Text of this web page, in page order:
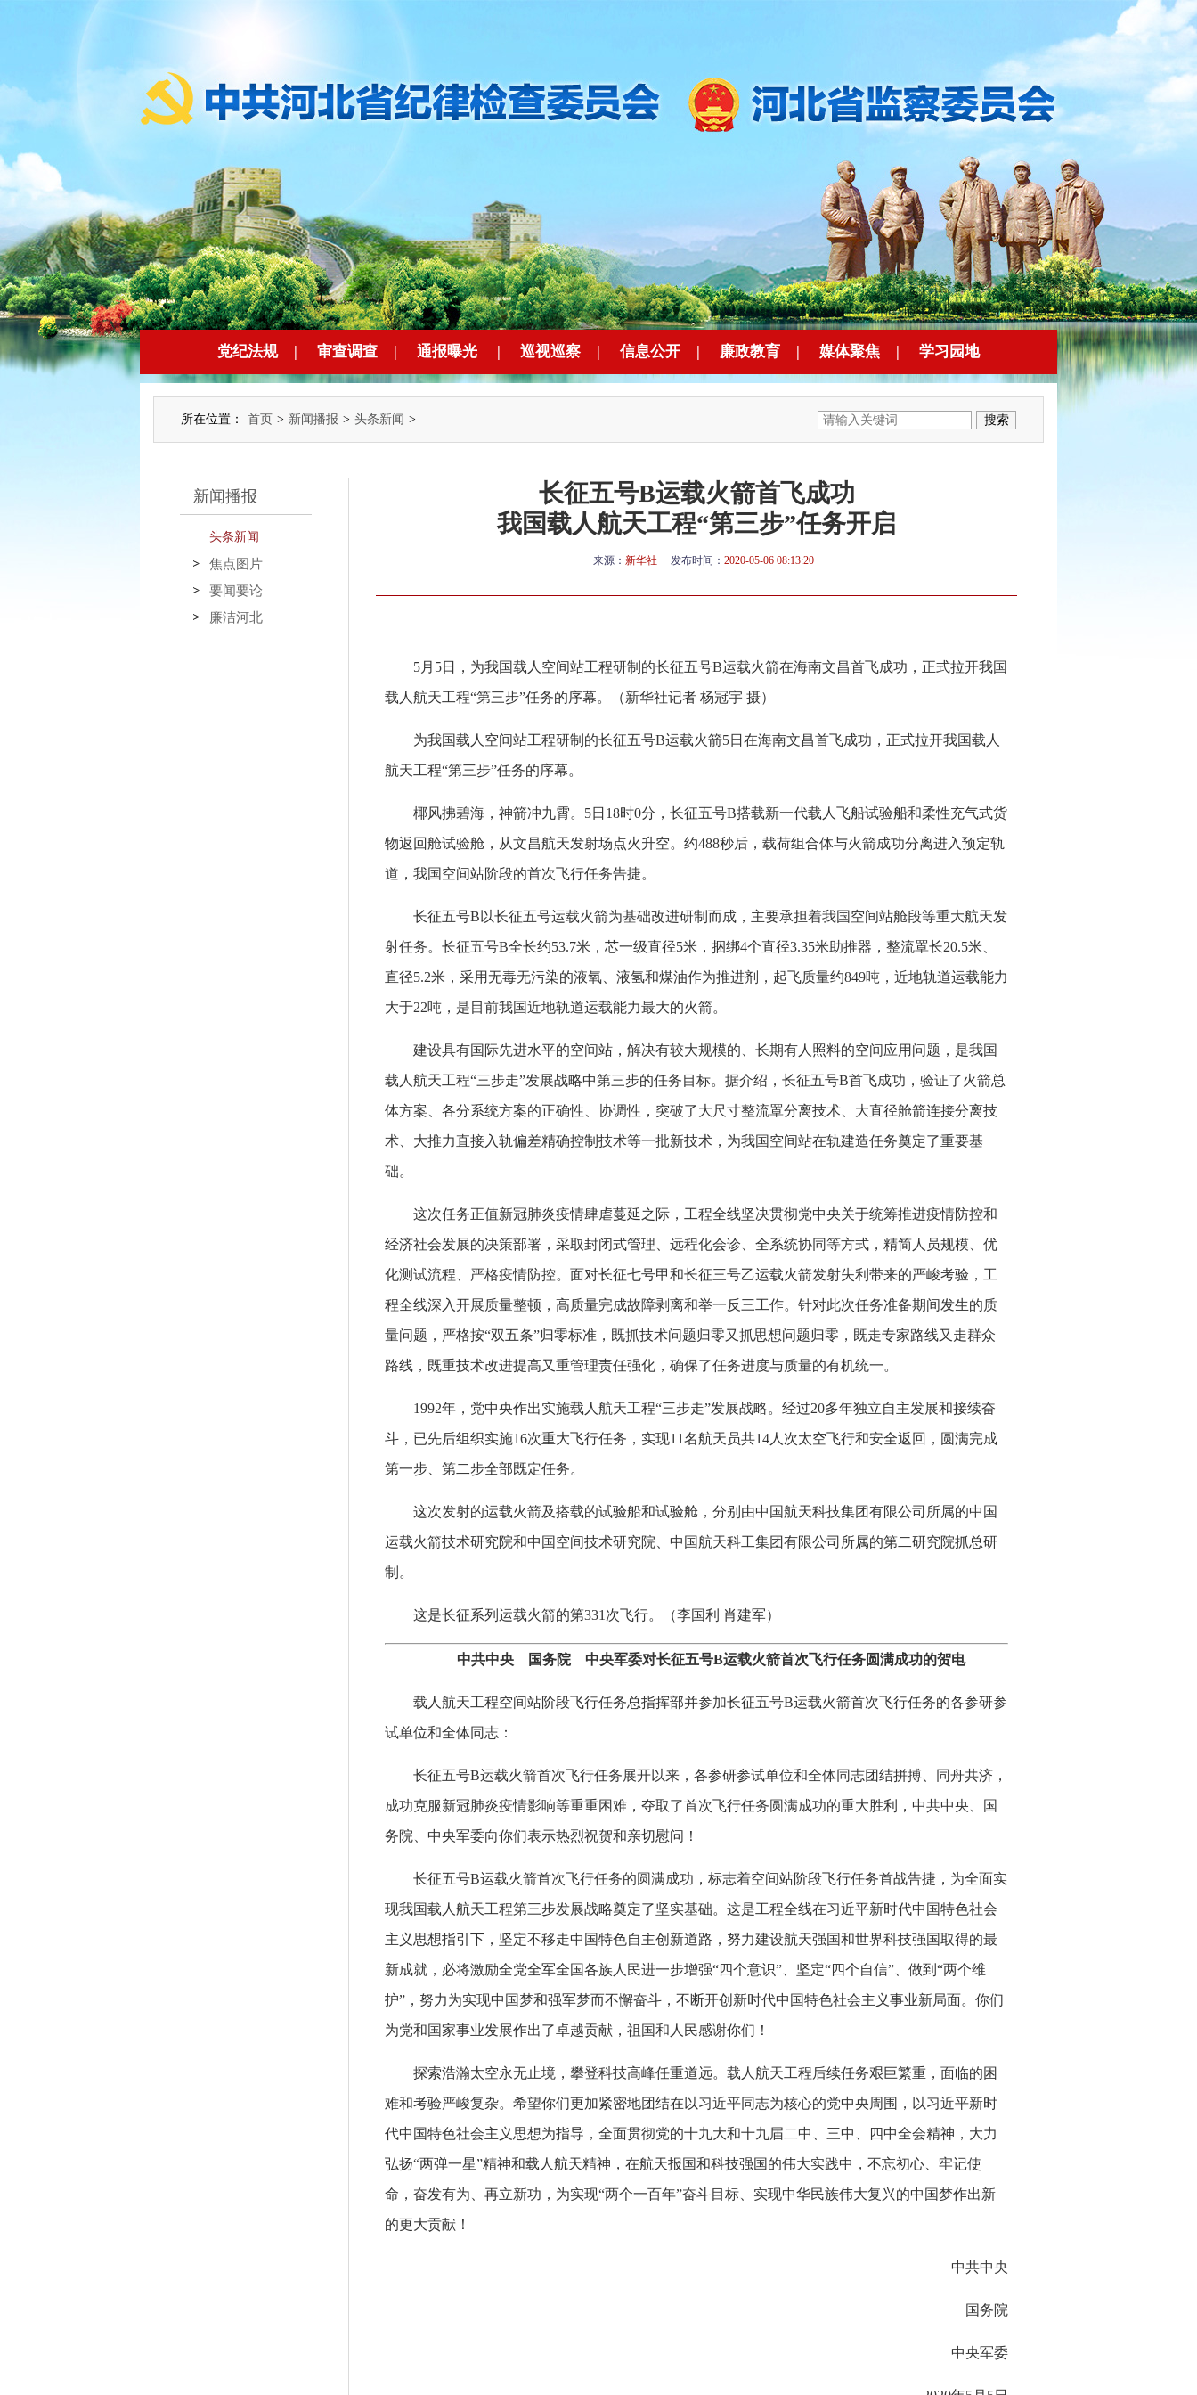
党纪法规 | 审查调查 | 通报曝光 | 巡视巡察 | 信息公开 | 廉政教育 | 媒体聚焦 | 学习园地
所在位置： 首页 > 新闻播报 > 头条新闻 >
新闻播报
头条新闻
焦点图片
要闻要论
廉洁河北
长征五号B运载火箭首飞成功
我国载人航天工程“第三步”任务开启
来源： 新华社 发布时间： 2020-05-06 08:13:20
5月5日，为我国载人空间站工程研制的长征五号B运载火箭在海南文昌首飞成功，正式拉开我国
载人航天工程“第三步”任务的序幕。（新华社记者 杨冠宇 摄）
为我国载人空间站工程研制的长征五号B运载火箭5日在海南文昌首飞成功，正式拉开我国载人
航天工程“第三步”任务的序幕。
椰风拂碧海，神箭冲九霄。5日18时0分，长征五号B搭载新一代载人飞船试验船和柔性充气式货
物返回舱试验舱，从文昌航天发射场点火升空。约488秒后，载荷组合体与火箭成功分离进入预定轨
道，我国空间站阶段的首次飞行任务告捷。
长征五号B以长征五号运载火箭为基础改进研制而成，主要承担着我国空间站舱段等重大航天发
射任务。长征五号B全长约53.7米，芯一级直径5米，捆绑4个直径3.35米助推器，整流罩长20.5米、
直径5.2米，采用无毒无污染的液氧、液氢和煤油作为推进剂，起飞质量约849吨，近地轨道运载能力
大于22吨，是目前我国近地轨道运载能力最大的火箭。
建设具有国际先进水平的空间站，解决有较大规模的、长期有人照料的空间应用问题，是我国
载人航天工程“三步走”发展战略中第三步的任务目标。据介绍，长征五号B首飞成功，验证了火箭总
体方案、各分系统方案的正确性、协调性，突破了大尺寸整流罩分离技术、大直径舱箭连接分离技
术、大推力直接入轨偏差精确控制技术等一批新技术，为我国空间站在轨建造任务奠定了重要基
础。
这次任务正值新冠肺炎疫情肆虐蔓延之际，工程全线坚决贯彻党中央关于统筹推进疫情防控和
经济社会发展的决策部署，采取封闭式管理、远程化会诊、全系统协同等方式，精简人员规模、优
化测试流程、严格疫情防控。面对长征七号甲和长征三号乙运载火箭发射失利带来的严峻考验，工
程全线深入开展质量整顿，高质量完成故障剥离和举一反三工作。针对此次任务准备期间发生的质
量问题，严格按“双五条”归零标准，既抓技术问题归零又抓思想问题归零，既走专家路线又走群众
路线，既重技术改进提高又重管理责任强化，确保了任务进度与质量的有机统一。
1992年，党中央作出实施载人航天工程“三步走”发展战略。经过20多年独立自主发展和接续奋
斗，已先后组织实施16次重大飞行任务，实现11名航天员共14人次太空飞行和安全返回，圆满完成
第一步、第二步全部既定任务。
这次发射的运载火箭及搭载的试验船和试验舱，分别由中国航天科技集团有限公司所属的中国
运载火箭技术研究院和中国空间技术研究院、中国航天科工集团有限公司所属的第二研究院抓总研
制。
这是长征系列运载火箭的第331次飞行。（李国利 肖建军）
中共中央 国务院 中央军委对长征五号B运载火箭首次飞行任务圆满成功的贺电
载人航天工程空间站阶段飞行任务总指挥部并参加长征五号B运载火箭首次飞行任务的各参研参
试单位和全体同志：
长征五号B运载火箭首次飞行任务展开以来，各参研参试单位和全体同志团结拼搏、同舟共济，
成功克服新冠肺炎疫情影响等重重困难，夺取了首次飞行任务圆满成功的重大胜利，中共中央、国
务院、中央军委向你们表示热烈祝贺和亲切慰问！
长征五号B运载火箭首次飞行任务的圆满成功，标志着空间站阶段飞行任务首战告捷，为全面实
现我国载人航天工程第三步发展战略奠定了坚实基础。这是工程全线在习近平新时代中国特色社会
主义思想指引下，坚定不移走中国特色自主创新道路，努力建设航天强国和世界科技强国取得的最
新成就，必将激励全党全军全国各族人民进一步增强“四个意识”、坚定“四个自信”、做到“两个维
护”，努力为实现中国梦和强军梦而不懈奋斗，不断开创新时代中国特色社会主义事业新局面。你们
为党和国家事业发展作出了卓越贡献，祖国和人民感谢你们！
探索浩瀚太空永无止境，攀登科技高峰任重道远。载人航天工程后续任务艰巨繁重，面临的困
难和考验严峻复杂。希望你们更加紧密地团结在以习近平同志为核心的党中央周围，以习近平新时
代中国特色社会主义思想为指导，全面贯彻党的十九大和十九届二中、三中、四中全会精神，大力
弘扬“两弹一星”精神和载人航天精神，在航天报国和科技强国的伟大实践中，不忘初心、牢记使
命，奋发有为、再立新功，为实现“两个一百年”奋斗目标、实现中华民族伟大复兴的中国梦作出新
的更大贡献！
中共中央
国务院
中央军委